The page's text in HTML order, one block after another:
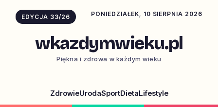
EDYCJA 33/26 PONIEDZIAŁEK, 10 SIERPNIA 2026
wkazdymwieku.pl
Piękna i zdrowa w każdym wieku
ZdrowieUrodaSportDietaLifestyle